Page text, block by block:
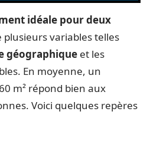
idéale pour deux
plusieurs variables telles
géographique et les
En moyenne, un
m² répond bien aux
Voici quelques repères